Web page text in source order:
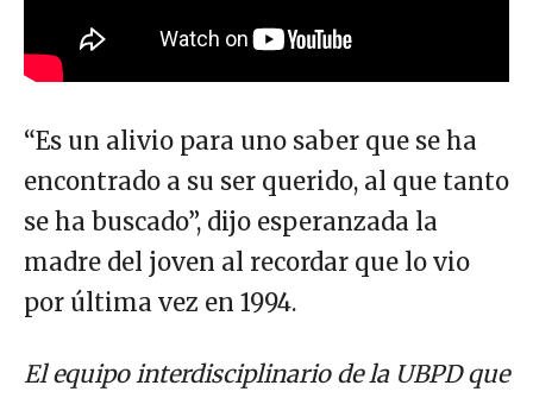
“Es un alivio para uno saber que se ha
encontrado a su ser querido, al que tanto
se ha buscado”, dijo esperanzada la
madre del joven al recordar que lo vio
por última vez en 1994.
El equipo interdisciplinario de la UBPD que